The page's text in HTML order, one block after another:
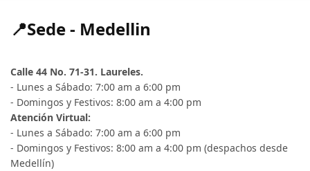
📍Sede - Medellin
Calle 44 No. 71-31. Laureles.
- Lunes a Sábado: 7:00 am a 6:00 pm
- Domingos y Festivos: 8:00 am a 4:00 pm
Atención Virtual:
- Lunes a Sábado: 7:00 am a 6:00 pm
- Domingos y Festivos: 8:00 am a 4:00 pm (despachos desde
Medellín)